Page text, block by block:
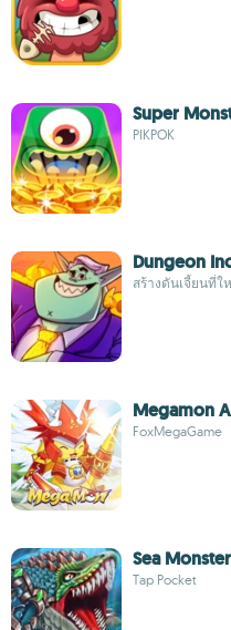
Super
PIKPOK
Dungeon
สร้างดันเจี้ยนที่
Megamon
FoxMegaGame
Sea
Tap Pocket